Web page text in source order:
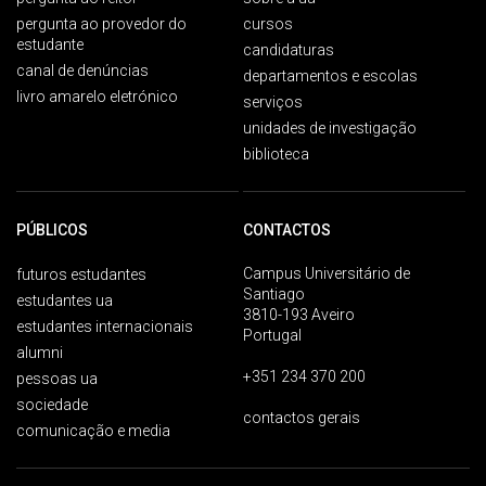
pergunta ao provedor do
estudante
canal de denúncias
livro amarelo eletrónico
cursos
candidaturas
departamentos e escolas
serviços
unidades de investigação
biblioteca
PÚBLICOS
futuros estudantes
estudantes ua
estudantes internacionais
alumni
pessoas ua
sociedade
comunicação e media
CONTACTOS
Campus Universitário de
Santiago
3810-193 Aveiro
Portugal
+351 234 370 200
contactos gerais